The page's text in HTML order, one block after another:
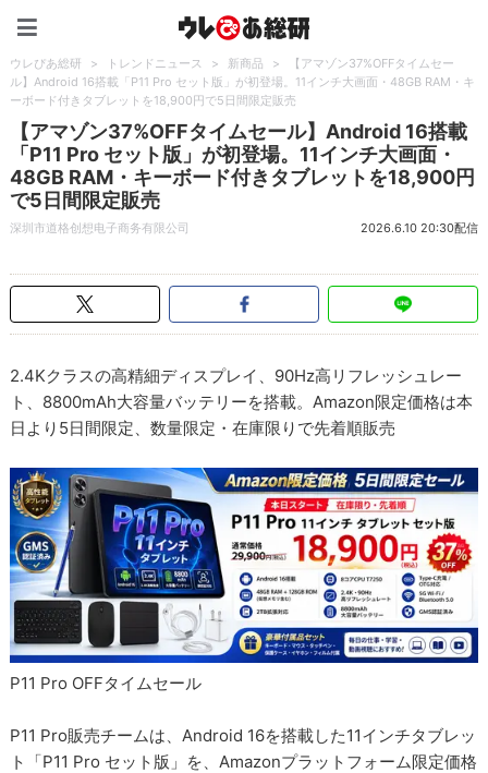
ウレぴあ総研 > トレンドニュース > 新商品 >
【アマゾン37%OFFタイムセー
ル】Android 16搭載「P11 Pro セット版」が初登場。11インチ大画面・48GB RAM・キ
ーボード付きタブレットを18,900円で5日間限定販売
【アマゾン37%OFFタイムセール】Android 16搭載
「P11 Pro セット版」が初登場。11インチ大画面・
48GB RAM・キーボード付きタブレットを18,900円
で5日間限定販売
深圳市道格创想电子商务有限公司 2026.6.10 20:30配信
2.4Kクラスの高精細ディスプレイ、90Hz高リフレッシュレー
ト、8800mAh大容量バッテリーを搭載。Amazon限定価格は本
日より5日間限定、数量限定・在庫限りで先着順販売
P11 Pro OFFタイムセール
P11 Pro販売チームは、Android 16を搭載した11インチタブレッ
ト「P11 Pro セット版」を、Amazonプラットフォーム限定価格